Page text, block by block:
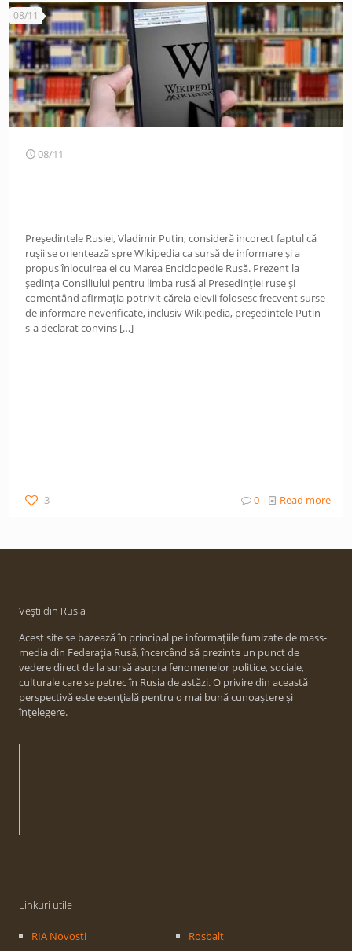
08/11
08/11
Președintele Rusiei, Vladimir Putin, consideră incorect faptul că
rușii se orientează spre Wikipedia ca sursă de informare și a
propus înlocuirea ei cu Marea Enciclopedie Rusă. Prezent la
ședința Consiliului pentru limba rusă al Presedinției ruse și
comentând afirmația potrivit căreia elevii folosesc frecvent surse
de informare neverificate, inclusiv Wikipedia, președintele Putin
s-a declarat convins […]
3 0 Read more
Vești din Rusia
Acest site se bazează în principal pe informațiile furnizate de mass-
media din Federația Rusă, încercând să prezinte un punct de
vedere direct de la sursă asupra fenomenelor politice, sociale,
culturale care se petrec în Rusia de astăzi. O privire din această
perspectivă este esențială pentru o mai bună cunoaștere și
înțelegere.
Linkuri utile
RIA Novosti Rosbalt